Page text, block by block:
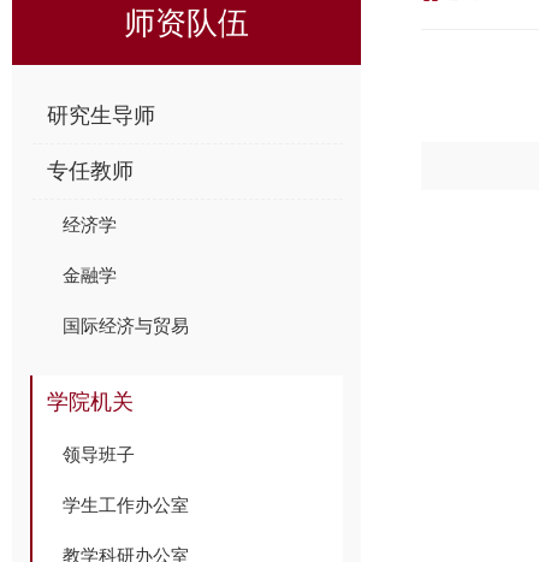
师资队伍
研究生导师
专任教师
经济学
金融学
国际经济与贸易
学院机关
领导班子
学生工作办公室
教学科研办公室